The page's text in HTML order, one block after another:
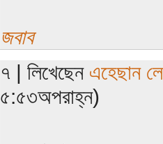
জবাব
৭ | লিখেছেন এহেছান
৫:৫৩অপরাহ্ন)